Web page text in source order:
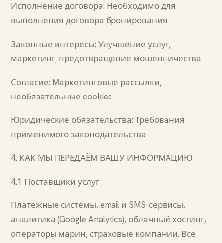
Исполнение договора: Необходимо для
выполнения договора бронирования
Законные интересы: Улучшение услуг,
маркетинг, предотвращение мошенничества
Согласие: Маркетинговые рассылки,
необязательные cookies
Юридические обязательства: Требования
применимого законодательства
4. КАК МЫ ПЕРЕДАЁМ ВАШУ ИНФОРМАЦИЮ
4.1 Поставщики услуг
Платёжные системы, email и SMS-сервисы,
аналитика (Google Analytics), облачный хостинг,
операторы марин, страховые компании. Все